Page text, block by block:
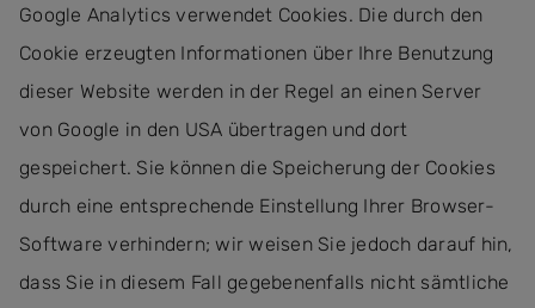
Google Analytics verwendet Cookies. Die durch den
Cookie erzeugten Informationen über Ihre Benutzung
dieser Website werden in der Regel an einen Server
von Google in den USA übertragen und dort
gespeichert. Sie können die Speicherung der Cookies
durch eine entsprechende Einstellung Ihrer Browser-
Software verhindern; wir weisen Sie jedoch darauf hin,
dass Sie in diesem Fall gegebenenfalls nicht sämtliche